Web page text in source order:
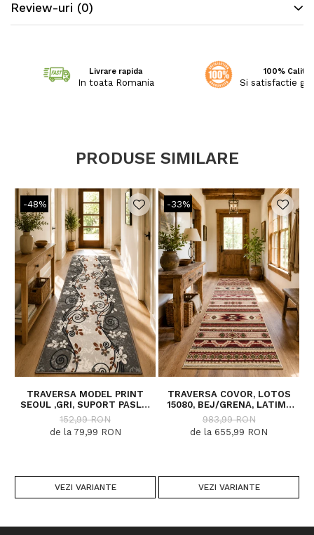
Traversa este festonata la ambele capete.
Review-uri (0)
Livrare rapida
In toata Romania
100%
Si satisfactie
PRODUSE SIMILARE
-48%
TRAVERSA MODEL PRINT
SEOUL ,GRI, SUPORT PASLA,
LATIME 100 CM, 820 GR/MP
152,99 RON
de la 79,99 RON
VEZI VARIANTE
-33%
TRAVERSA COVOR, LOTOS
15080, BEJ/GRENA, LATIME
200 CM, DIVERSE LUNGIMI
983,99 RON
de la 655,99 RON
VEZI VARIANTE